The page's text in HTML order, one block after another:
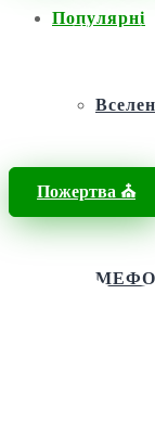
Популярні
Фонд
Пожертва ⛪️
Головна / Новини /